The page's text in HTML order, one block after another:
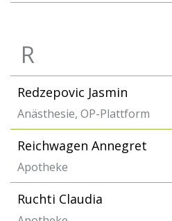
R
Redzepovic Jasmin
Anästhesie, OP-Plattform
Reichwagen Annegret
Apotheke
Ruchti Claudia